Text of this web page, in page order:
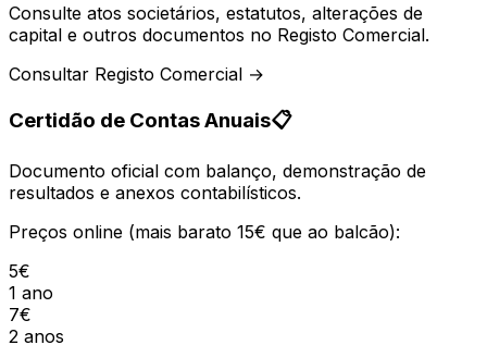
Consulte atos societários, estatutos, alterações de
capital e outros documentos no Registo Comercial.
Consultar Registo Comercial →
Certidão de Contas Anuais📋
Documento oficial com balanço, demonstração de
resultados e anexos contabilísticos.
Preços online (mais barato 15€ que ao balcão):
5€
1 ano
7€
2 anos